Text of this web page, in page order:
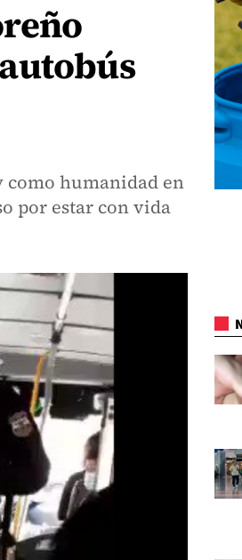
como humanidad en
por estar con vida